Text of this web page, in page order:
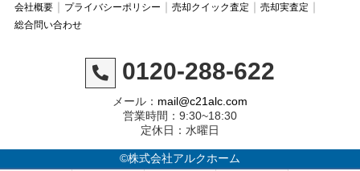
会社概要 プライバシーポリシー 売却クイック査定
売却実査定
総合問い合わせ
0120-288-622
メール： mail@c21alc.com
営業時間：9:30~18:30
定休日：水曜日
©株式会社アルクホーム